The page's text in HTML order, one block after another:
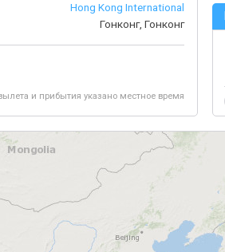
Hong Kong International
Гонконг, Гонконг
и прибытия указано местное время